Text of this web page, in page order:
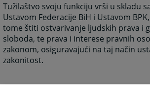
Tužilaštvo svoju funkciju vrši u skladu
Ustavom Federacije BiH i Ustavom
tome štiti ostvarivanje ljudskih prava i
sloboda, te prava i interese pravnih
zakonom, osiguravajući na taj način
zakonitost.